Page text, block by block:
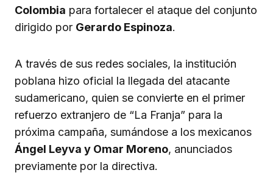
Colombia para fortalecer el ataque del conjunto
dirigido por Gerardo Espinoza.
A través de sus redes sociales, la institución
poblana hizo oficial la llegada del atacante
sudamericano, quien se convierte en el primer
refuerzo extranjero de “La Franja” para la
próxima campaña, sumándose a los mexicanos
Ángel Leyva y Omar Moreno, anunciados
previamente por la directiva.